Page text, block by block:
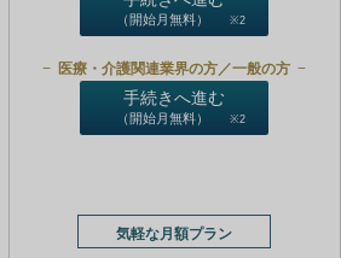
（開始月無料） ※2
医療・介護関連業界の方／一般の方
手続きへ進む
（開始月無料） ※2
気軽な月額プラン